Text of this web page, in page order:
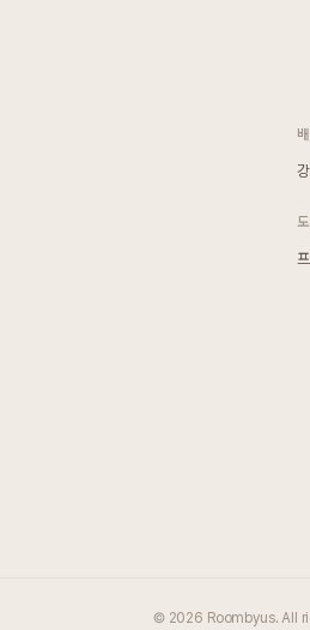
© 2026 Roombyus. All